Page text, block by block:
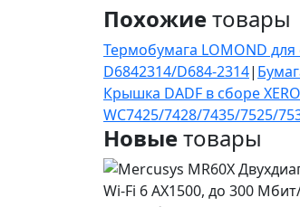
Похожиетовары
Термобумага LOMOND
D6842314/D684-2314|
Крышка DADF в сборe
WC7425/7428/7435/7525/
Новыетовары